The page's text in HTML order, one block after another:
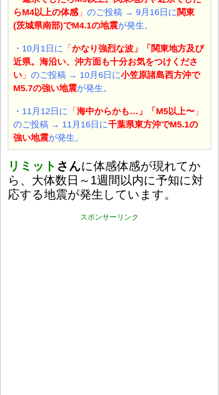
らM4以上の体感 」 のご投稿 → 9月16日に 関東
(茨城県南部)でM4.1の地震が発生。
・10月1日に 「 かなり強烈な波」「関東地方及び
近県。海沿い、沖方面も十分お気をつけくださ
い 」 のご投稿 → 10月6日に小笠原諸島西方沖で
M5.7の強い地震が発生。
・11月12日に 「 海中からかも…」「M5以上〜 」
のご投稿 → 11月16日に千葉県東方沖でM5.1の
強い地震が発生。
リミット さんに体感体感が現れてか
ら、大体数日～1週間以内に予知に対
応する地震が発生しています。
スポンサーリンク